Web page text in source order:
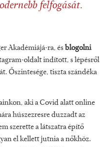
felfogását.
Akadémiájá-ra, és blogolni
oldalt indított, s lépésről
Őszintesége, tiszta szándéka
aki a Covid alatt online
húszezresre duzzadt az
szerette a látszatra építő
el kellett jutnia a nőkhöz.